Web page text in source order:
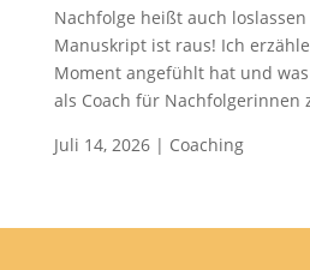
Nachfolge heißt auch
Manuskript ist raus! Ich
Moment angefühlt hat und
als Coach für Nachfolgerinnen
Juli 14, 2026| Coaching